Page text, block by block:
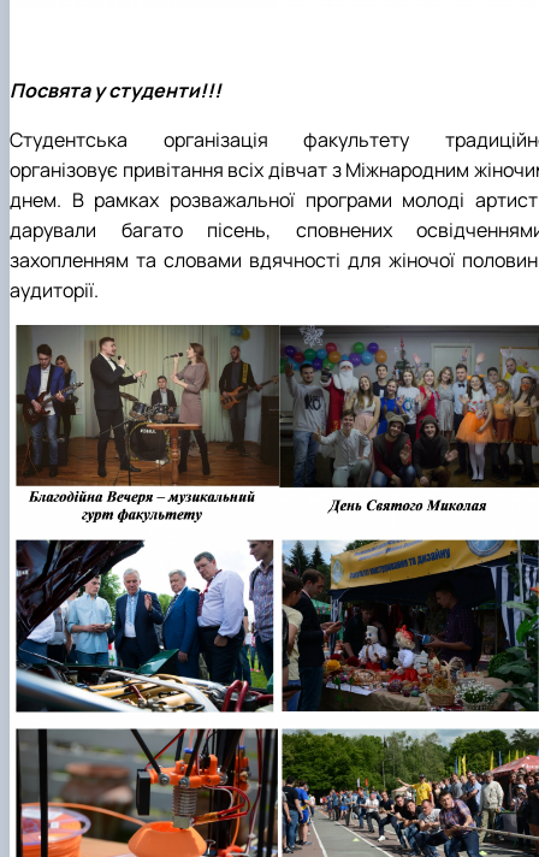
Посвята у студенти!!!
Студентська організація факультету
організовує привітання всіх дівчат з Міжнародним
днем. В рамках розважальної програми молоді
дарували багато пісень, сповнених
захопленням та словами вдячності для жіночої
аудиторії.